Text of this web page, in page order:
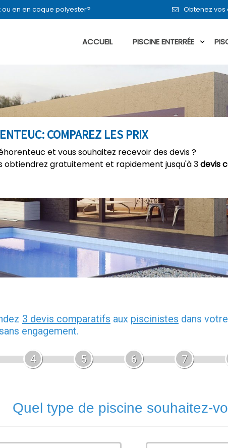
en en coque polyester? Obtenez
ACCUEIL PISCINE ENTERRÉE
COMPAREZ LES PRIX
et vous souhaitez recevoir des devis ?
obtiendrez gratuitement et rapidement jusqu'à 3devis
3 devis comparatifs aux piscinistes dans
engagement.
4 5 6 7
Quel type de piscine souhaitez-